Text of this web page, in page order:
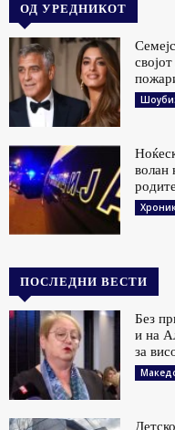
ОД УРЕДНИКОТ
волан
ПОСЛЕДНИ ВЕСТИ
Без
и на
за